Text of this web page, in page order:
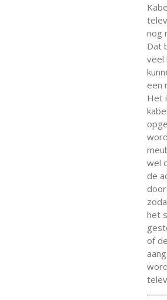
nog
Dat
veel
een
Het
wel
de
het
of